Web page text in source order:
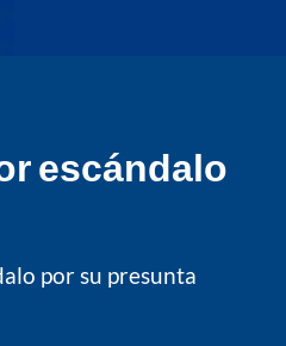
escándalo
por su presunta